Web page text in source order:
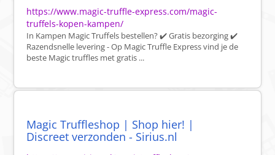
https://www.magic-truffle-express.com/magic-
truffels-kopen-kampen/
In Kampen Magic Truffels bestellen? ✔️ Gratis bezorging ✔️
Razendsnelle levering - Op Magic Truffle Express vind je de
beste Magic truffles met gratis ...
Magic Truffleshop | Shop hier! |
Discreet verzonden - Sirius.nl